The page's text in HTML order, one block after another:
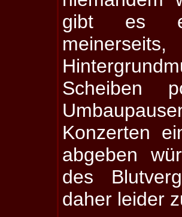
gibt es
Scheiben
Konzerten
abgeben
des
daher leider